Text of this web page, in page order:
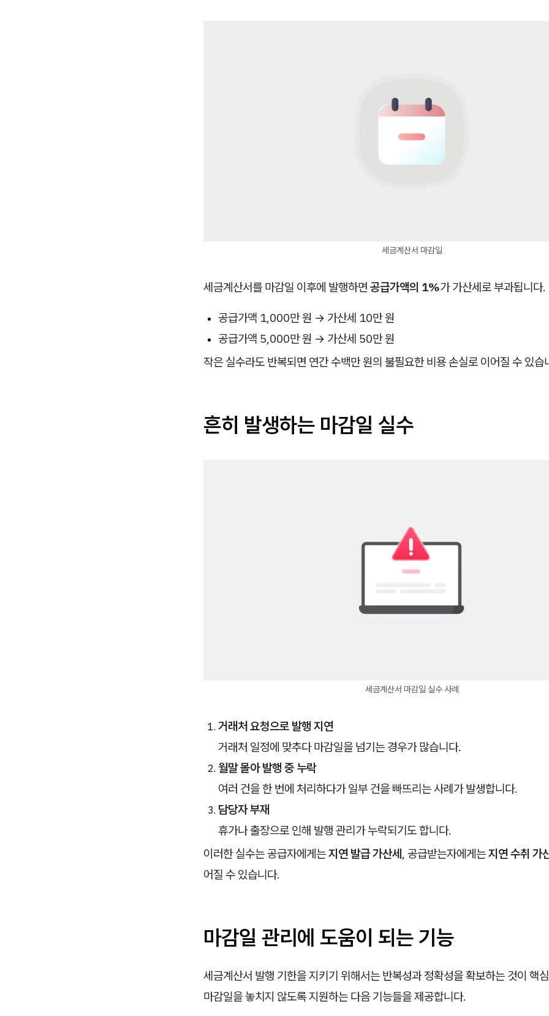
세금계산서 마감일
세금계산서를 마감일 이후에 발행하면 공급가액의 1%가 가산세로 부과됩니다.
공급가액 1,000만 원 → 가산세 10만 원
공급가액 5,000만 원 → 가산세 50만 원
작은 실수라도 반복되면 연간 수백만 원의 불필요한 비용 손실로 이어질 수 있습
흔히 발생하는 마감일 실수
세금계산서 마감일 실수 사례
거래처 요청으로 발행 지연
거래처 일정에 맞추다 마감일을 넘기는 경우가 많습니다.
월말 몰아 발행 중 누락
여러 건을 한 번에 처리하다가 일부 건을 빠뜨리는 사례가 발생합니다.
담당자 부재
휴가나 출장으로 인해 발행 관리가 누락되기도 합니다.
이러한 실수는 공급자에게는지연 발급 가산세, 공급받는자에게는지연 수취 가
어질 수 있습니다.
마감일 관리에 도움이 되는 기능
세금계산서 발행 기한을 지키기 위해서는 반복성과 정확성을 확보하는 것이 핵
마감일을 놓치지 않도록 지원하는 다음 기능들을 제공합니다.